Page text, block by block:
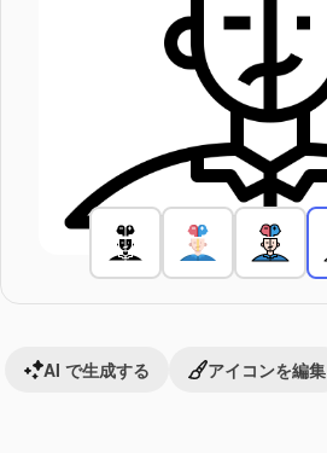
AI で生成する アイコンを編集